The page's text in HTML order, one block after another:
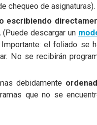
chequeo de asignaturas).
escribiendo
(Puede descargar un
el foliado se
No se recibirán
debidamente
que no se